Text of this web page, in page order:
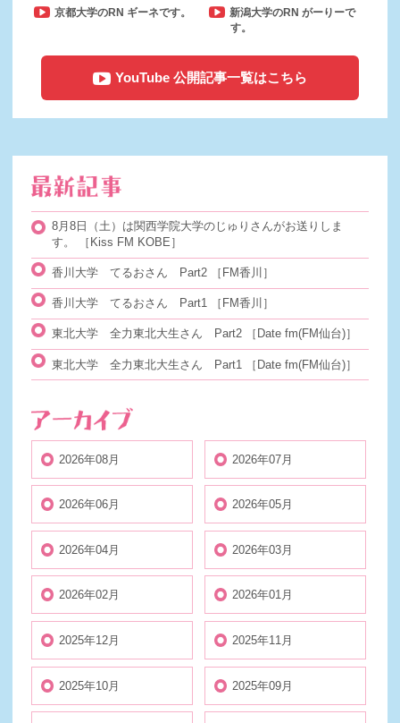
京都大学のRN ギーネです。
新潟大学のRN がーりーで
す。
YouTube 公開記事一覧はこちら
8月8日（土）は関西学院大学のじゅりさんがお送りしま
す。
［Kiss FM KOBE］
香川大学 てるおさん Part2 ［FM香川］
香川大学 てるおさん Part1 ［FM香川］
東北大学 全力東北大生さん Part2 ［Date fm(FM仙台)］
東北大学 全力東北大生さん Part1 ［Date fm(FM仙台)］
2026年08月 2026年07月
2026年06月 2026年05月
2026年04月 2026年03月
2026年02月 2026年01月
2025年12月 2025年11月
2025年10月 2025年09月